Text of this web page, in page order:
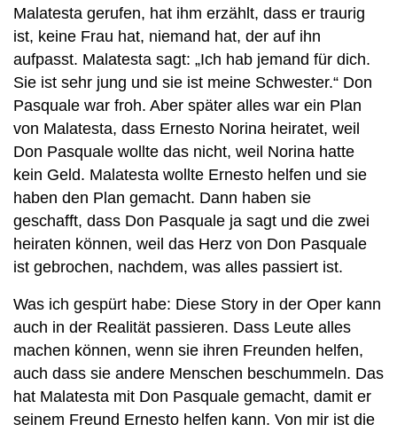
Malatesta gerufen, hat ihm erzählt, dass er traurig
ist, keine Frau hat, niemand hat, der auf ihn
aufpasst. Malatesta sagt: „Ich hab jemand für dich.
Sie ist sehr jung und sie ist meine Schwester.“ Don
Pasquale war froh. Aber später alles war ein Plan
von Malatesta, dass Ernesto Norina heiratet, weil
Don Pasquale wollte das nicht, weil Norina hatte
kein Geld. Malatesta wollte Ernesto helfen und sie
haben den Plan gemacht. Dann haben sie
geschafft, dass Don Pasquale ja sagt und die zwei
heiraten können, weil das Herz von Don Pasquale
ist gebrochen, nachdem, was alles passiert ist.
Was ich gespürt habe: Diese Story in der Oper kann
auch in der Realität passieren. Dass Leute alles
machen können, wenn sie ihren Freunden helfen,
auch dass sie andere Menschen beschummeln. Das
hat Malatesta mit Don Pasquale gemacht, damit er
seinem Freund Ernesto helfen kann. Von mir ist die